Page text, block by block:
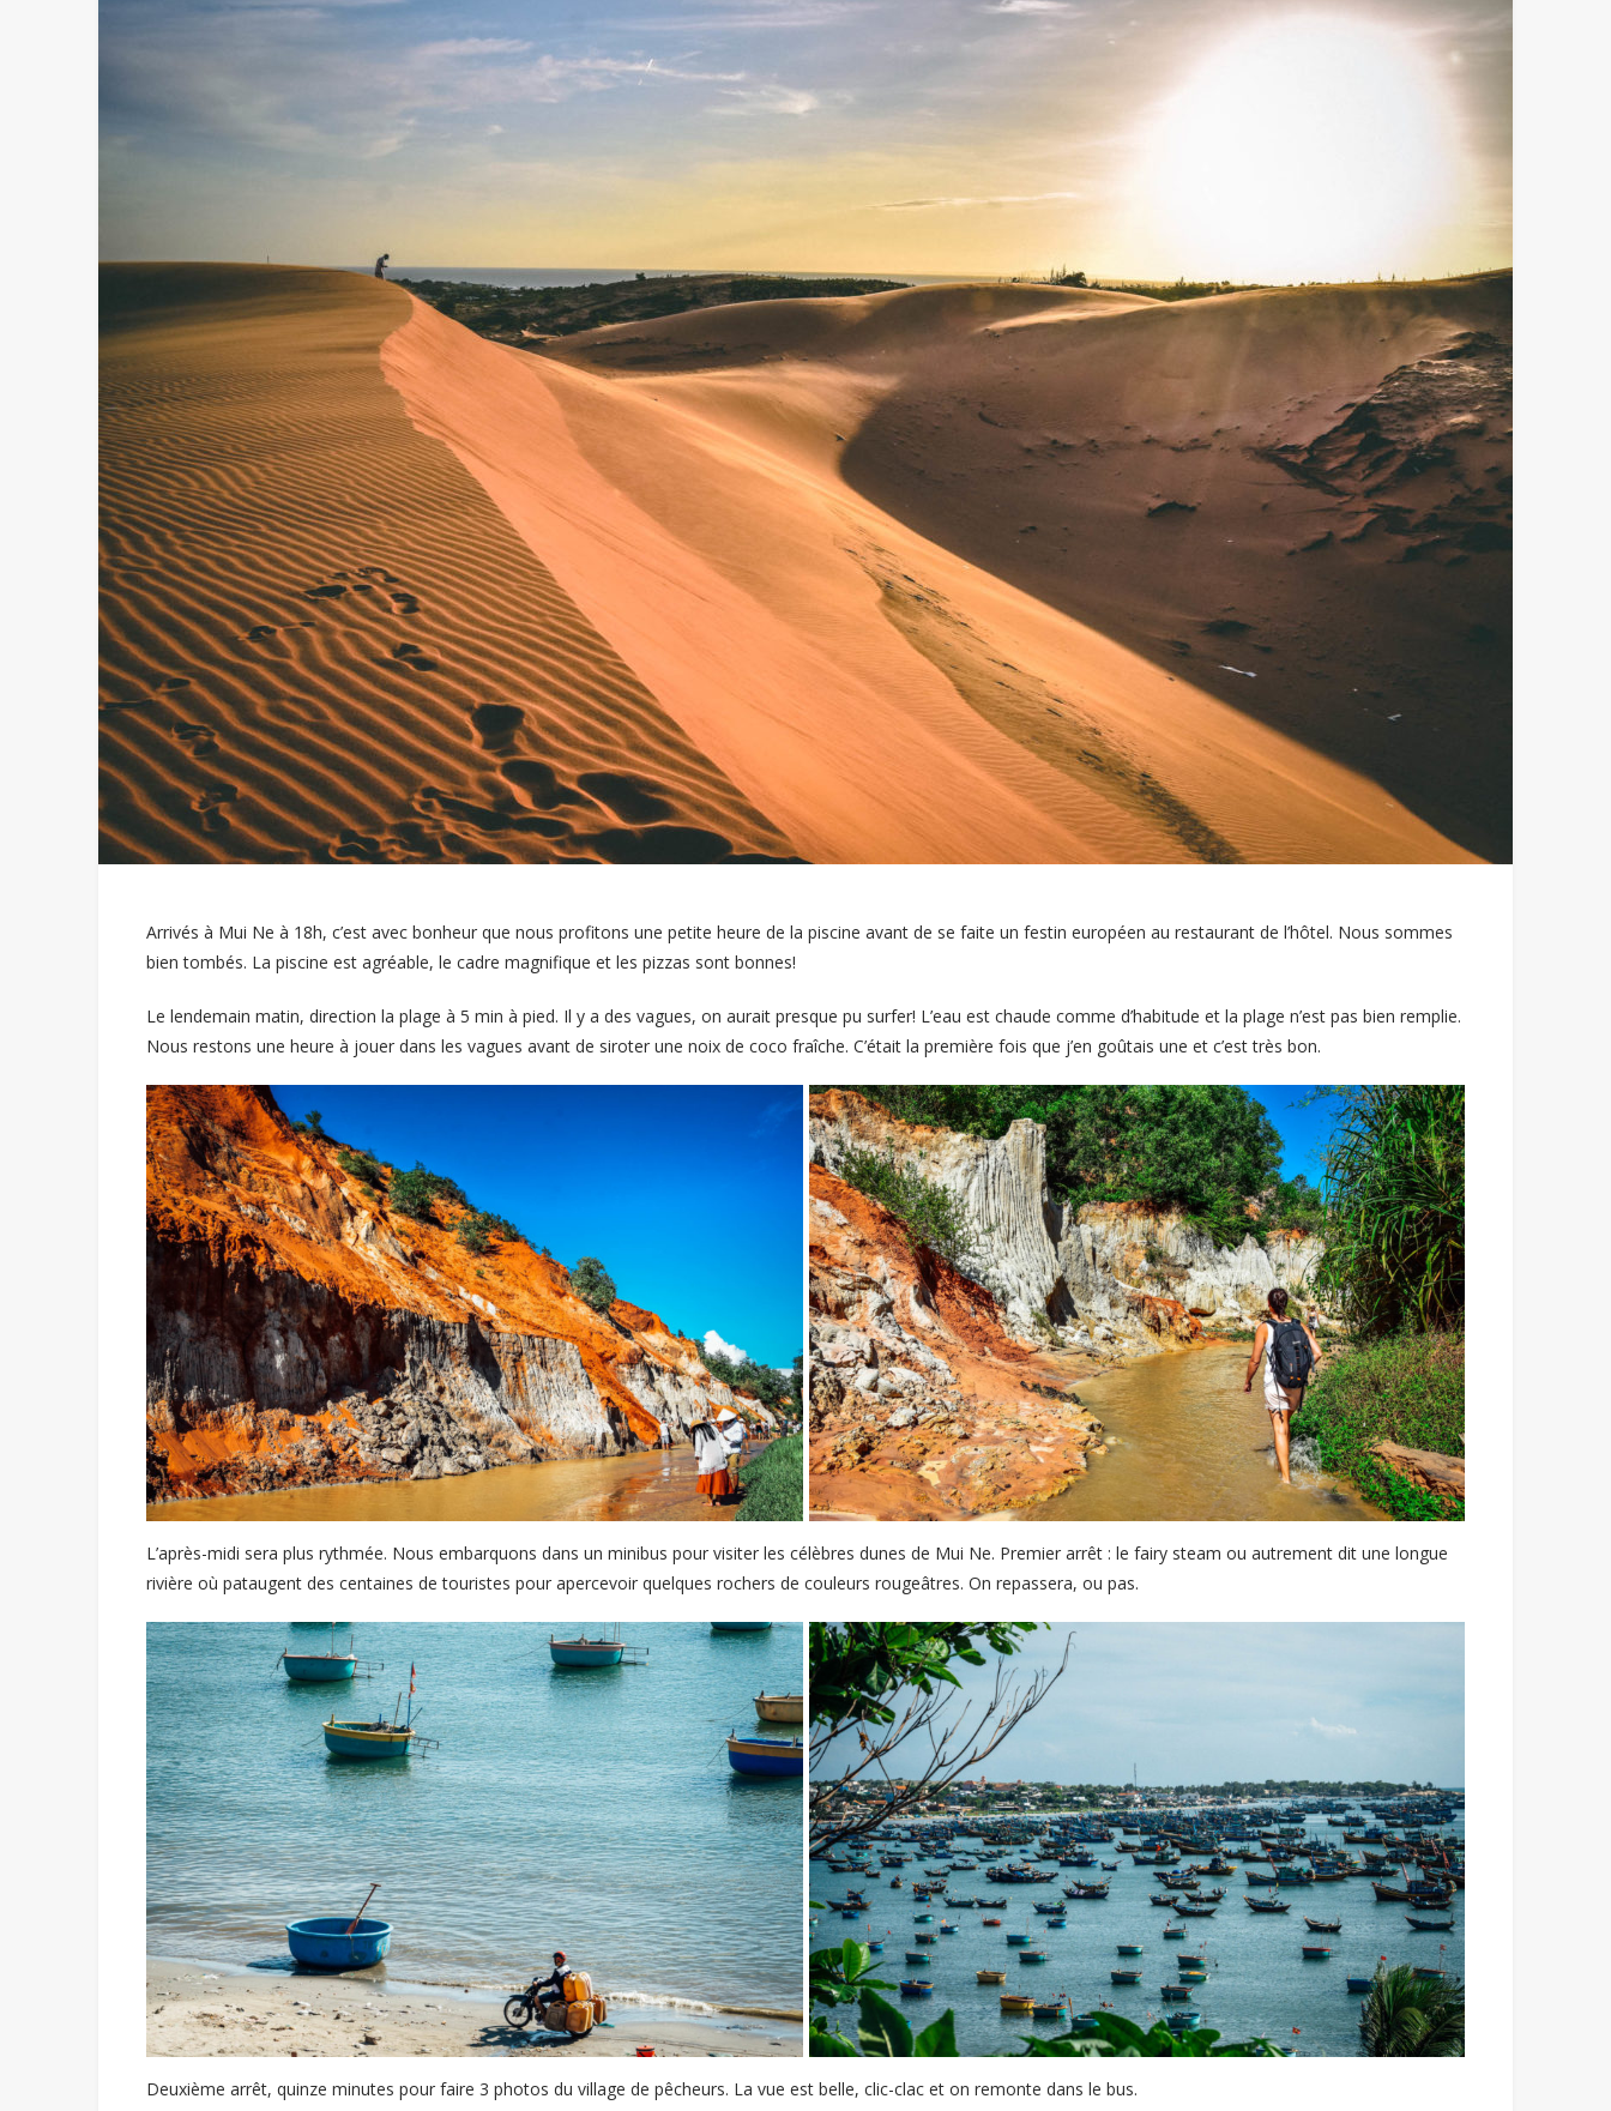
Arrivés à Mui Ne à 18h, c’est avec bonheur que nous profitons une petite heure de la piscine avant de se faite un festin européen au restaurant de l’hôtel. Nous sommes
bien tombés. La piscine est agréable, le cadre magnifique et les pizzas sont bonnes!
Le lendemain matin, direction la plage à 5 min à pied. Il y a des vagues, on aurait presque pu surfer! L’eau est chaude comme d’habitude et la plage n’est pas bien remplie.
Nous restons une heure à jouer dans les vagues avant de siroter une noix de coco fraîche. C’était la première fois que j’en goûtais une et c’est très bon.
L’après-midi sera plus rythmée. Nous embarquons dans un minibus pour visiter les célèbres dunes de Mui Ne. Premier arrêt : le fairy steam ou autrement dit une longue
rivière où pataugent des centaines de touristes pour apercevoir quelques rochers de couleurs rougeâtres. On repassera, ou pas.
Deuxième arrêt, quinze minutes pour faire 3 photos du village de pêcheurs. La vue est belle, clic-clac et on remonte dans le bus.